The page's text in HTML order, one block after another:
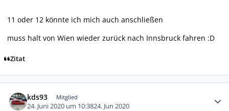
11 oder 12 könnte ich mich auch anschließen
muss halt von Wien wieder zurück nach Innsbruck fahren :D
Zitat
kds93 Mitglied
24. Juni 2020 um 10:3824. Jun 2020